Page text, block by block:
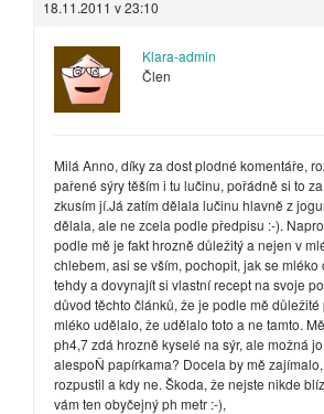
18.11.2011 v 23:10
Klara-admin
Člen
Milá Anno, díky za dost plodné komentáře,
pařené sýry těším i tu lučinu, pořádně si to
zkusím jí.Já zatím dělala lučinu hlavně z
dělala, ale ne zcela podle předpisu :-).
podle mě je fakt hrozně důležitý a nejen v
chlebem, asi se vším, pochopit, jak se mléko
tehdy a dovynajít si vlastní recept na svoje
důvod těchto článků, že je podle mě důležité
mléko udělalo, že udělalo toto a ne tamto.
ph4,7 zdá hrozně kyselé na sýr, ale možná
alespoŇ papírkama? Docela by mě
rozpustil a kdy ne. Škoda, že nejste nikde
vám ten obyčejný ph metr :-),